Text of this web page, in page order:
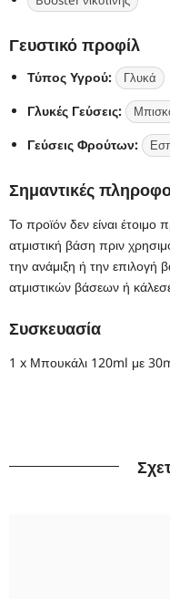
Γευστικό προφίλ
Τύπος Υγρού: Γλυκά
Γλυκές Γεύσεις:
Γεύσεις Φρούτων:
Σημαντικές
Το προϊόν δεν είναι έτοιμο
ατμιστική βάση πριν
την ανάμιξη ή την
ατμιστικών βάσεων ή
Συσκευασία
1 x Μπουκάλι 120ml με